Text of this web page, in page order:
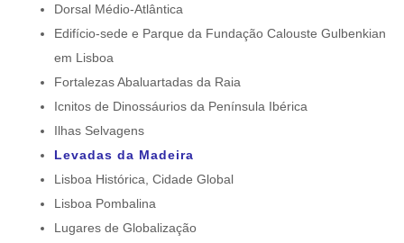
Dorsal Médio-Atlântica
Edifício-sede e Parque da Fundação Calouste Gulbenkian
em Lisboa
Fortalezas Abaluartadas da Raia
Icnitos de Dinossáurios da Península Ibérica
Ilhas Selvagens
Levadas da Madeira
Lisboa Histórica, Cidade Global
Lisboa Pombalina
Lugares de Globalização